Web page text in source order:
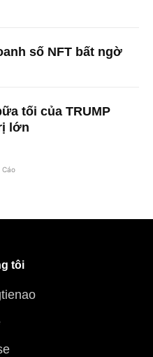
số NFT bất ngờ
tối của TRUMP
lớn
Cáo
tôi